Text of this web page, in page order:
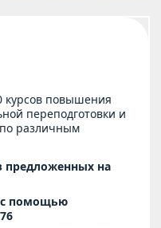
курсов повышения
переподготовки и
различным
предложенных на
с помощью